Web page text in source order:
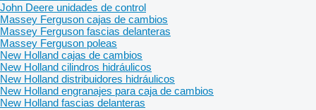
John Deere unidades de control
Massey Ferguson cajas de cambios
Massey Ferguson fascias delanteras
Massey Ferguson poleas
New Holland cajas de cambios
New Holland cilindros hidráulicos
New Holland distribuidores hidráulicos
New Holland engranajes para caja de cambios
New Holland fascias delanteras